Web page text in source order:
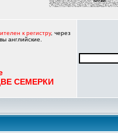
к регистру, через
английские.
СЕМЕРКИ